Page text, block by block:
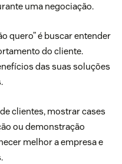
uma negociação.
quero” é buscar entender
do cliente.
das suas soluções
clientes, mostrar cases
ou demonstração
melhor a empresa e